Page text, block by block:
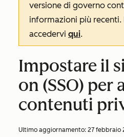
versione di governo
informazioni più recenti.
accedervi qui.
Impostare il
on (SSO) per
contenuti
Ultimo aggiornamento: 27 febbraio